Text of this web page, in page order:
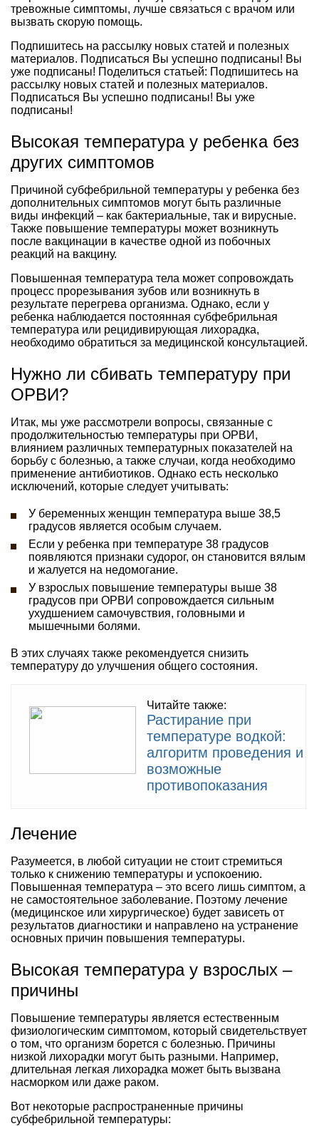
тревожные симптомы, лучше связаться с врачом или
вызвать скорую помощь.
Подпишитесь на рассылку новых статей и полезных
материалов. Подписаться Вы успешно подписаны! Вы
уже подписаны! Поделиться статьей: Подпишитесь на
рассылку новых статей и полезных материалов.
Подписаться Вы успешно подписаны! Вы уже
подписаны!
Высокая температура у ребенка без
других симптомов
Причиной субфебрильной температуры у ребенка без
дополнительных симптомов могут быть различные
виды инфекций – как бактериальные, так и вирусные.
Также повышение температуры может возникнуть
после вакцинации в качестве одной из побочных
реакций на вакцину.
Повышенная температура тела может сопровождать
процесс прорезывания зубов или возникнуть в
результате перегрева организма. Однако, если у
ребенка наблюдается постоянная субфебрильная
температура или рецидивирующая лихорадка,
необходимо обратиться за медицинской консультацией.
Нужно ли сбивать температуру при
ОРВИ?
Итак, мы уже рассмотрели вопросы, связанные с
продолжительностью температуры при ОРВИ,
влиянием различных температурных показателей на
борьбу с болезнью, а также случаи, когда необходимо
применение антибиотиков. Однако есть несколько
исключений, которые следует учитывать:
У беременных женщин температура выше 38,5
градусов является особым случаем.
Если у ребенка при температуре 38 градусов
появляются признаки судорог, он становится вялым
и жалуется на недомогание.
У взрослых повышение температуры выше 38
градусов при ОРВИ сопровождается сильным
ухудшением самочувствия, головными и
мышечными болями.
В этих случаях также рекомендуется снизить
температуру до улучшения общего состояния.
Читайте также:
Растирание при
температуре водкой:
алгоритм проведения и
возможные
противопоказания
Лечение
Разумеется, в любой ситуации не стоит стремиться
только к снижению температуры и успокоению.
Повышенная температура – это всего лишь симптом, а
не самостоятельное заболевание. Поэтому лечение
(медицинское или хирургическое) будет зависеть от
результатов диагностики и направлено на устранение
основных причин повышения температуры.
Высокая температура у взрослых –
причины
Повышение температуры является естественным
физиологическим симптомом, который свидетельствует
о том, что организм борется с болезнью. Причины
низкой лихорадки могут быть разными. Например,
длительная легкая лихорадка может быть вызвана
насморком или даже раком.
Вот некоторые распространенные причины
субфебрильной температуры: